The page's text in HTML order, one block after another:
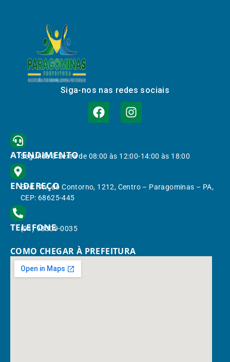
Siga-nos nas redes sociais
ATENDIMENTO
Segunda à Sexta de 08:00 às 12:00-14:00 às 18:00
ENDEREÇO
End.: Av. do Contorno, 1212, Centro – Paragominas – PA,
CEP: 68625-445
TELEFONE
(91) 98309-0035
COMO CHEGAR À PREFEITURA